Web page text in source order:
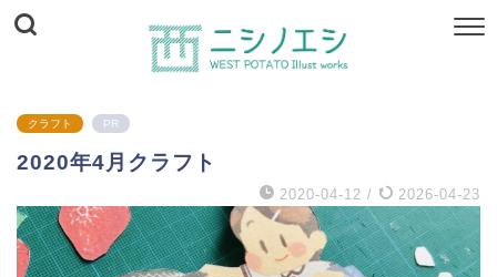
クラフト PR
2020年4月クラフト
2020-04-12 / 2026-04-23